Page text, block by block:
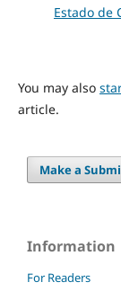
Estado de
You may also
article.
Make a
Information
For Readers